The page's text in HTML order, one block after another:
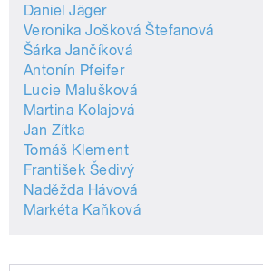
Daniel Jäger
Veronika Jošková Štefanová
Šárka Jančíková
Antonín Pfeifer
Lucie Malušková
Martina Kolajová
Jan Zítka
Tomáš Klement
František Šedivý
Naděžda Hávová
Markéta Kaňková